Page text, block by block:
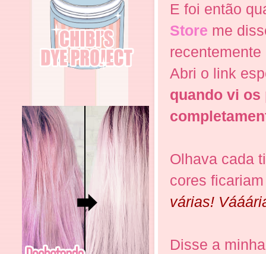
E foi então
Store me
Abri o link
quando vi os
Olhava cada
cores
várias!
Disse a